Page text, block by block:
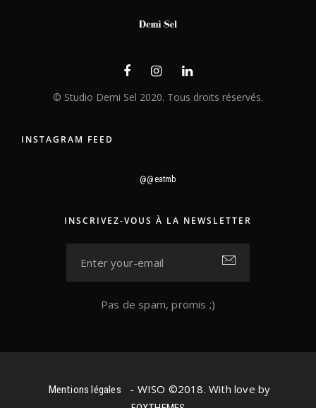
© Studio Demi Sel 2020. Tous droits réservés.
INSTAGRAM FEED
@@eatmb
INSCRIVEZ-VOUS À LA NEWSLETTER
Pas de spam, promis ;)
Mentions légales - WISO ©2018. With love by